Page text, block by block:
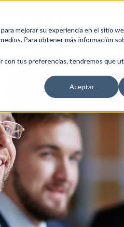
mejorar su experiencia en el sitio
Para obtener más información
tus preferencias, tendremos que
Aceptar